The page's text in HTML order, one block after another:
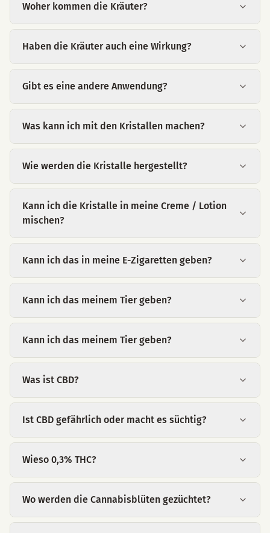
Woher kommen die Kräuter?
Haben die Kräuter auch eine Wirkung?
Gibt es eine andere Anwendung?
Was kann ich mit den Kristallen machen?
Wie werden die Kristalle hergestellt?
Kann ich die Kristalle in meine Creme / Lotion
mischen?
Kann ich das in meine E-Zigaretten geben?
Kann ich das meinem Tier geben?
Kann ich das meinem Tier geben?
Was ist CBD?
Ist CBD gefährlich oder macht es süchtig?
Wieso 0,3% THC?
Wo werden die Cannabisblüten gezüchtet?